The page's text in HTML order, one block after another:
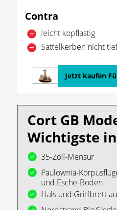
Contra
leicht kopflastig
Sattelkerben nicht
Jetzt kaufen
Cort GB
Wichtigste
35-Zoll-Mensur
Paulownia-
und Esche-Boden
Hals und Griffbrett